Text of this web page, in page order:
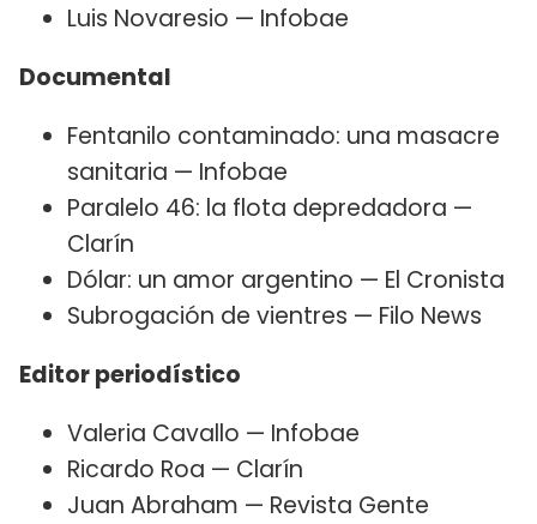
Luis Novaresio — Infobae
Documental
Fentanilo contaminado: una masacre
sanitaria — Infobae
Paralelo 46: la flota depredadora —
Clarín
Dólar: un amor argentino — El Cronista
Subrogación de vientres — Filo News
Editor periodístico
Valeria Cavallo — Infobae
Ricardo Roa — Clarín
Juan Abraham — Revista Gente